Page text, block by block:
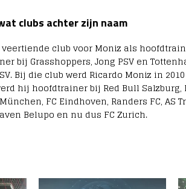
clubs achter zijn naam
veertiende club voor Moniz als
bij Grasshoppers, Jong PSV en
Bij die club werd Ricardo Moniz in
hij hoofdtrainer bij Red Bull Salzburg,
FC Eindhoven, Randers FC, AS
Belupo en nu dus FC Zurich.